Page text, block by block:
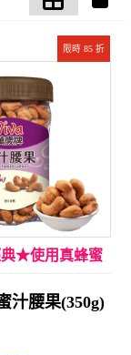
限時 85 折
★使用真蜂蜜
汁腰果(350g)